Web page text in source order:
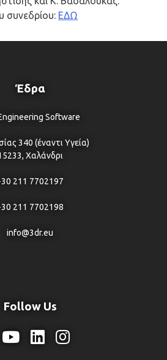
συνεδρίου: ΕΔΩ
Έδρα
Software
340 (έναντι Υγεία)
Χαλάνδρι
211 7702197
211 7702198
info@3dr.eu
Follow Us